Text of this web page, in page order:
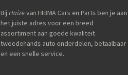
Bij Haizevan HIBMA Cars en Parts ben je aan
het juiste adres voor een breed
assortiment aan goede kwaliteit
tweedehands auto onderdelen, betaalbaar
en een snelle service.